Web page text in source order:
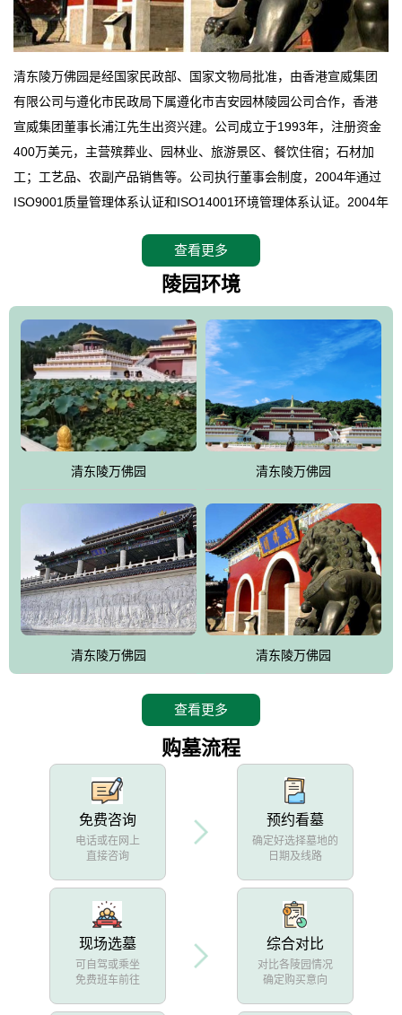
清东陵万佛园是经国家民政部、国家文物局批准，由香港宣威集团
有限公司与遵化市民政局下属遵化市吉安园林陵园公司合作，香港
宣威集团董事长浦江先生出资兴建。公司成立于1993年，注册资金
400万美元，主营殡葬业、园林业、旅游景区、餐饮住宿；石材加
工；工艺品、农副产品销售等。公司执行董事会制度，2004年通过
ISO9001质量管理体系认证和ISO14001环境管理体系认证。2004年
拥有4A级旅游区头衔的花园式陵园，园内建有四星级酒店一座。
万佛园位于遵化市境内，座落在世界文化遗产清东陵地形墙内，地
形绝佳，地理位置优越，交通便利。公司以“建设全国顶级人生后花
园、打造佛教精品旅游圣地”为目标，以海外归侨、国内外知名人士
的墓地安葬、祭祀吊亡并结合旅游参观构成其主要使用功能；以苍
郁绚丽、优雅宜人的园林景观构成其外部形象。通过墓园建设与造
园手法相结合的默契操作，建成一处特色鲜明、服务周全、环境优
美、民族风格突出，与周边文物古迹交相呼应的极具吸引力的花园
式园林。
万佛园工程一期占地448亩，目前完成投资近12亿元人民币，园区采
用全仿古式建筑，寻求与世界文化遗产地清东陵的和谐统一，在园
区建设中寻求陵园建设与景区建设的有机融合，充分发挥独一无二
的地形优势，打造现代艺术园林，建设旅游景观、寺庙、酒店等综
合服务设施，服务于陵园经营，使企业的多元化经营项目相互依
托、相互促进，园区绿化覆盖率达90%。
设计建造各种墓地墓位3万个；主体建筑金宝塔，墓位容量8万个，
能适应不同消费阶层的需求，为客户提供墓碑设计制作服务、特色
查看更多
陵园环境
清东陵万佛园 清东陵万佛园
清东陵万佛园 清东陵万佛园
查看更多
购墓流程
免费咨询
电话或在网上
直接咨询
预约看墓
确定好选择墓地的
日期及线路
现场选墓
可自驾或乘坐
免费班车前往
综合对比
对比各陵园情况
确定购买意向